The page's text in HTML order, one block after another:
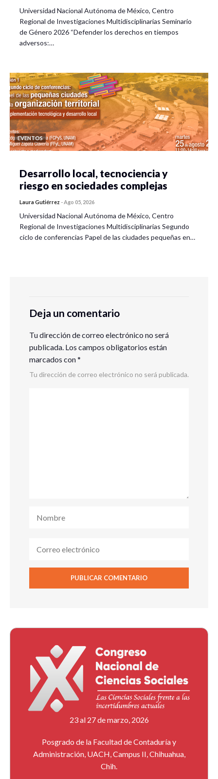
Universidad Nacional Autónoma de México, Centro
Regional de Investigaciones Multidisciplinarias Seminario
de Género 2026 “Defender los derechos en tiempos
adversos:…
EVENTOS
Desarrollo local, tecnociencia y
riesgo en sociedades complejas
Laura Gutiérrez -Ago 05, 2026
Universidad Nacional Autónoma de México, Centro
Regional de Investigaciones Multidisciplinarias Segundo
ciclo de conferencias Papel de las ciudades pequeñas en…
Deja un comentario
Tu dirección de correo electrónico no será
publicada. Los campos obligatorios están
marcados con*
Tu dirección de correo electrónico no será publicada.
23 al 27 de marzo, 2026
Posgrado de la Facultad de Contaduría y
Administración, UACH, Campus II, Chihuahua,
Chih.